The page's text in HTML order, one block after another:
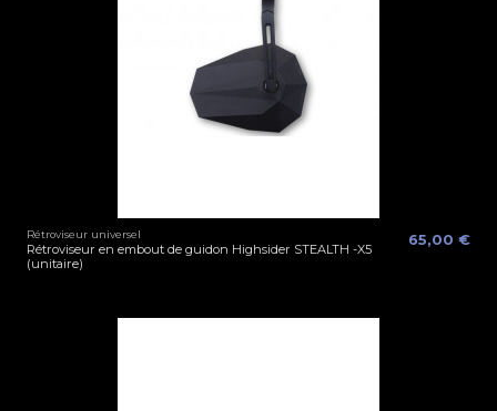
Rétroviseur universel
Rétroviseur en embout de guidon Highsider STEALTH -X5
(unitaire)
65,00 €